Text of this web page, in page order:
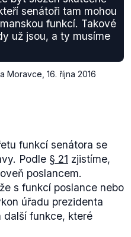
Kongo, Kostarika,
Ekvádor, Egypt,
Gabon, Řecko,
Lucembursko,
Thajsko,
k vymáhání této
republika,
typy sankcí.
v Argentině je to
může dojít k odebrání
zavedení povinné
v září v rozhovoru pro
senátoři tam mohou
funkcí. Takové
už jsou, a ty musíme
Moravce 16. října 2016
funkcí senátora se
Podle § 21 zjistíme,
poslancem.
s funkcí poslance nebo
úřadu prezidenta
další funkce, které